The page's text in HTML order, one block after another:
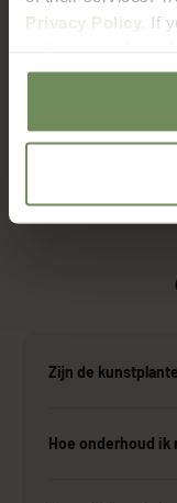
Privacy Policy. If
Policypage.
Wat zijn de
Zijn de
Hoe onderhoud ik